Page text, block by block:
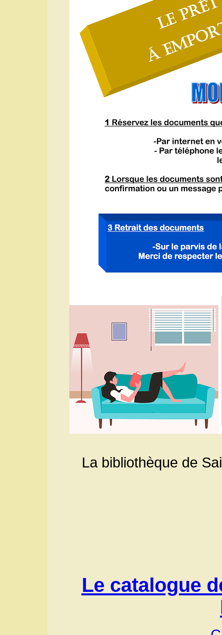
La bibliothèque de
Le catalogue